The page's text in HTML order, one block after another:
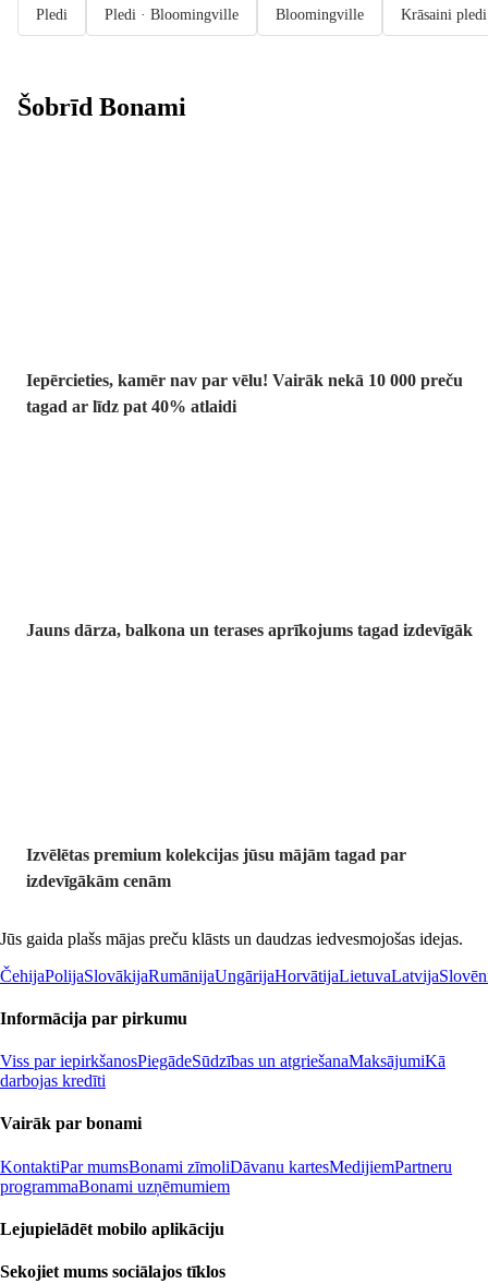
Pledi Pledi · Bloomingville Bloomingville Krāsaini pledi
Šobrīd Bonami
Iepērcieties, kamēr nav par vēlu! Vairāk nekā 10 000 preču
tagad ar līdz pat 40% atlaidi
Jauns dārza, balkona un terases aprīkojums tagad izdevīgāk
Izvēlētas premium kolekcijas jūsu mājām tagad par
izdevīgākām cenām
Jūs gaida plašs mājas preču klāsts un daudzas iedvesmojošas idejas.
ČehijaPolijaSlovākijaRumānijaUngārijaHorvātijaLietuvaLatvija
Informācija par pirkumu
Viss par iepirkšanosPiegādeSūdzības un atgriešanaMaksājumiKā
darbojas kredīti
Vairāk par bonami
KontaktiPar mumsBonami zīmoliDāvanu kartesMedijiemPartneru
programmaBonami uzņēmumiem
Lejupielādēt mobilo aplikāciju
Sekojiet mums sociālajos tīklos